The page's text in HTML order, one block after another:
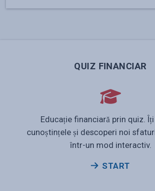
QUIZ FINANCIAR
Educație financiară prin quiz.
cunoștințele și descoperi noi
într-un mod interactiv.
START